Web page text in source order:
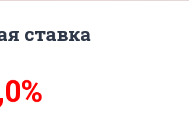
ставка